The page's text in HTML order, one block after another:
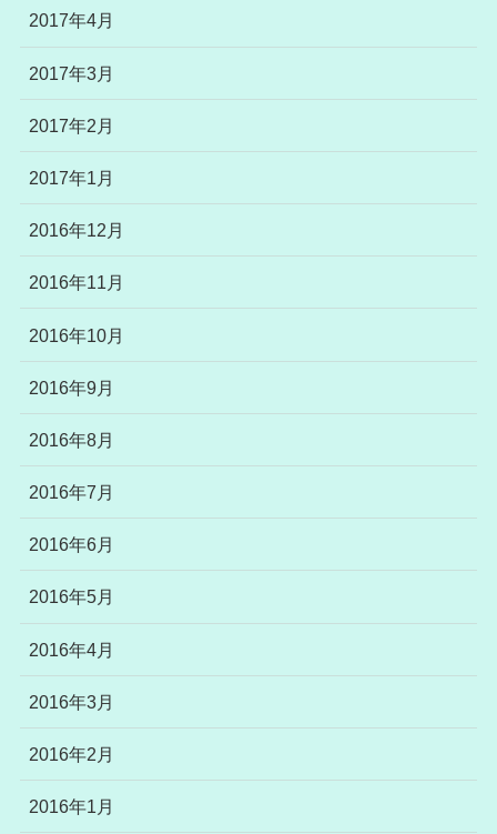
2017年4月
2017年3月
2017年2月
2017年1月
2016年12月
2016年11月
2016年10月
2016年9月
2016年8月
2016年7月
2016年6月
2016年5月
2016年4月
2016年3月
2016年2月
2016年1月